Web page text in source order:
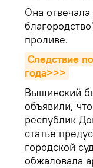
Она
проливе.
Следствие
года>>>
Вышинский
объявили,
республик
статье
городской
обжаловала